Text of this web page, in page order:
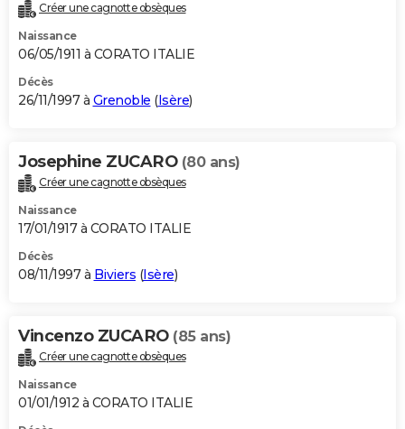
Créer une cagnotte obsèques
Naissance
06/05/1911 à CORATO ITALIE
Décès
26/11/1997 à Grenoble (Isère)
Josephine ZUCARO (80 ans)
Créer une cagnotte obsèques
Naissance
17/01/1917 à CORATO ITALIE
Décès
08/11/1997 à Biviers (Isère)
Vincenzo ZUCARO (85 ans)
Créer une cagnotte obsèques
Naissance
01/01/1912 à CORATO ITALIE